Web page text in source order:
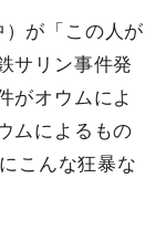
が「この人が
サリン事件発
がオウムによ
ムによるもの
こんな狂暴な